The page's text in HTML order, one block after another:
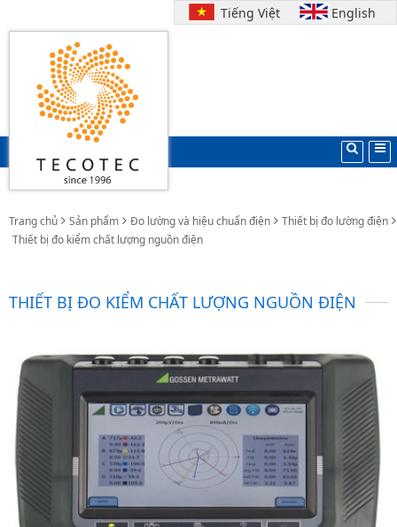
Tiếng Việt English
Trang chủ Sản phẩm Đo lường và hiệu chuẩn điện
Thiết bị đo lường điện
Thiết bị đo kiểm chất lượng nguồn điện
THIẾT BỊ ĐO KIỂM CHẤT LƯỢNG NGUỒN ĐIỆN